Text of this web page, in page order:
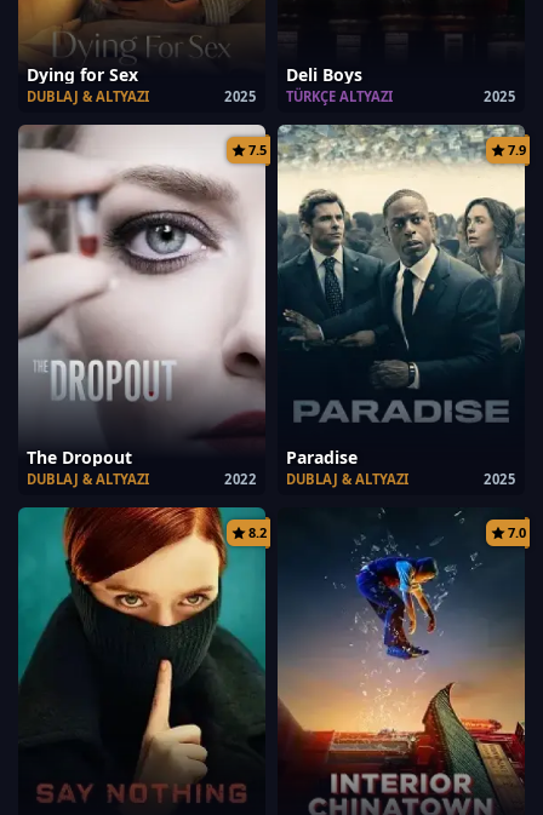
Dying for Sex
2025
DUBLAJ & ALTYAZI
Deli Boys
2025
TÜRKÇE ALTYAZI
7.5
The Dropout
2022
DUBLAJ & ALTYAZI
7.9
Paradise
2025
DUBLAJ & ALTYAZI
8.2 7.0